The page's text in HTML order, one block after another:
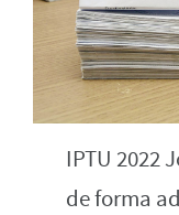
IPTU 2022
de forma